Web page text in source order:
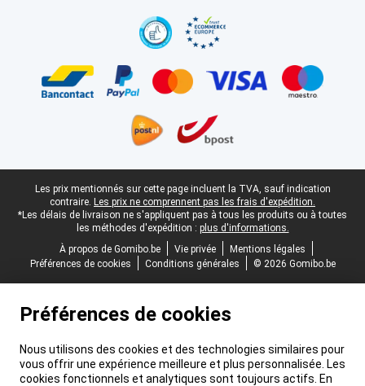
Pied-de-page légal
Les prix mentionnés sur cette page incluent la TVA, sauf indication
contraire. Les prix ne comprennent pas les frais d'expédition.
*Les délais de livraison ne s'appliquent pas à tous les produits ou à toutes
les méthodes d'expédition : plus d'informations.
À propos de Gomibo.be
Vie privée
Mentions légales
Préférences de cookies
Conditions générales © 2026 Gomibo.be
Préférences de cookies
Nous utilisons des cookies et des technologies similaires pour
vous offrir une expérience meilleure et plus personnalisée. Les
cookies fonctionnels et analytiques sont toujours actifs. En